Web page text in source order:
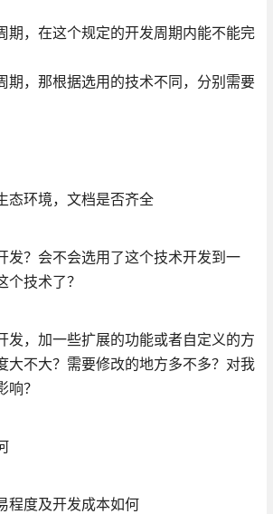
期，在这个规定的开发周期内能不能完
期，那根据选用的技术不同，分别需要
态环境，文档是否齐全
发？会不会选用了这个技术开发到一
技术了？
发，加一些扩展的功能或者自定义的方
大不大？需要修改的地方多不多？对我
？
程度及开发成本如何